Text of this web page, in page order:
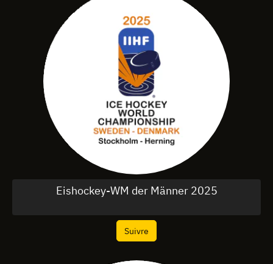
Eishockey-WM der Männer 2025
Suivre